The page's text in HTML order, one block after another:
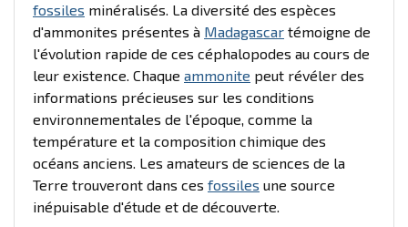
fossiles minéralisés. La diversité des espèces
d'ammonites présentes à Madagascar témoigne de
l'évolution rapide de ces céphalopodes au cours de
leur existence. Chaque ammonite peut révéler des
informations précieuses sur les conditions
environnementales de l'époque, comme la
température et la composition chimique des
océans anciens. Les amateurs de sciences de la
Terre trouveront dans ces fossiles une source
inépuisable d'étude et de découverte.